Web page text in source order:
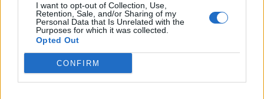
I want to opt-out of Collection, Use,
Retention, Sale, and/or Sharing of my
Personal Data that Is Unrelated with the
Purposes for which it was collected.
Opted Out
CONFIRM
mu świat i sens spotykających go wydarzeń.
Krzyż nie nie pomoże już grzesznikom, religia
nie przyniesie ukojenia. Człowiek został sam
ze swą duszą, która jest cierpiąca, a